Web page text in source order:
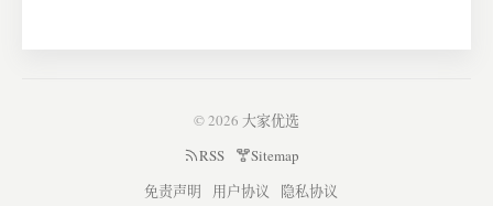
© 2026 大家优选
RSS
Sitemap
免责声明
用户协议 隐私协议